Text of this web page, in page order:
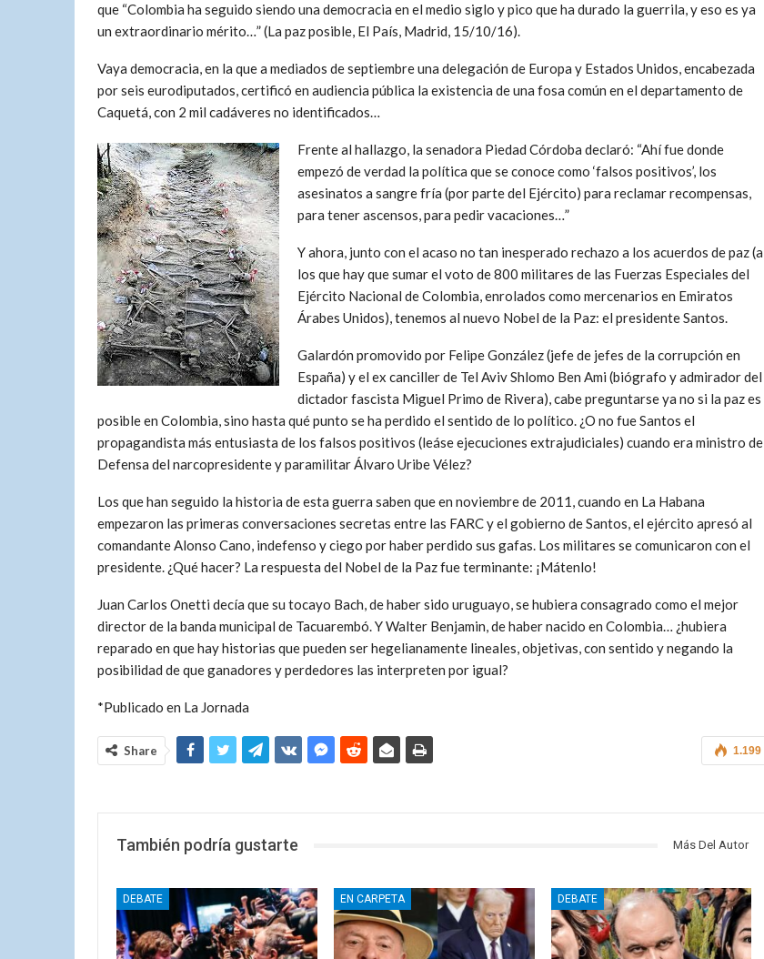
que “Colombia ha seguido siendo una democracia en el medio siglo y pico que ha durado la guerrila, y eso es ya
un extraordinario mérito…” (La paz posible, El País, Madrid, 15/10/16).
Vaya democracia, en la que a mediados de septiembre una delegación de Europa y Estados Unidos, encabezada
por seis eurodiputados, certificó en audiencia pública la existencia de una fosa común en el departamento de
Caquetá, con 2 mil cadáveres no identificados…
Frente al hallazgo, la senadora Piedad Córdoba declaró: “Ahí fue donde
empezó de verdad la política que se conoce como ‘falsos positivos’, los
asesinatos a sangre fría (por parte del Ejército) para reclamar recompensas,
para tener ascensos, para pedir vacaciones…”
Y ahora, junto con el acaso no tan inesperado rechazo a los acuerdos de paz (a
los que hay que sumar el voto de 800 militares de las Fuerzas Especiales del
Ejército Nacional de Colombia, enrolados como mercenarios en Emiratos
Árabes Unidos), tenemos al nuevo Nobel de la Paz: el presidente Santos.
Galardón promovido por Felipe González (jefe de jefes de la corrupción en
España) y el ex canciller de Tel Aviv Shlomo Ben Ami (biógrafo y admirador del
dictador fascista Miguel Primo de Rivera), cabe preguntarse ya no si la paz es
posible en Colombia, sino hasta qué punto se ha perdido el sentido de lo político. ¿O no fue Santos el
propagandista más entusiasta de los falsos positivos (leáse ejecuciones extrajudiciales) cuando era ministro de
Defensa del narcopresidente y paramilitar Álvaro Uribe Vélez?
Los que han seguido la historia de esta guerra saben que en noviembre de 2011, cuando en La Habana
empezaron las primeras conversaciones secretas entre las FARC y el gobierno de Santos, el ejército apresó al
comandante Alonso Cano, indefenso y ciego por haber perdido sus gafas. Los militares se comunicaron con el
presidente. ¿Qué hacer? La respuesta del Nobel de la Paz fue terminante: ¡Mátenlo!
Juan Carlos Onetti decía que su tocayo Bach, de haber sido uruguayo, se hubiera consagrado como el mejor
director de la banda municipal de Tacuarembó. Y Walter Benjamin, de haber nacido en Colombia… ¿hubiera
reparado en que hay historias que pueden ser hegelianamente lineales, objetivas, con sentido y negando la
posibilidad de que ganadores y perdedores las interpreten por igual?
*Publicado en La Jornada
1.199
Share
También podría gustarte Más Del Autor
DEBATE EN CARPETA DEBATE